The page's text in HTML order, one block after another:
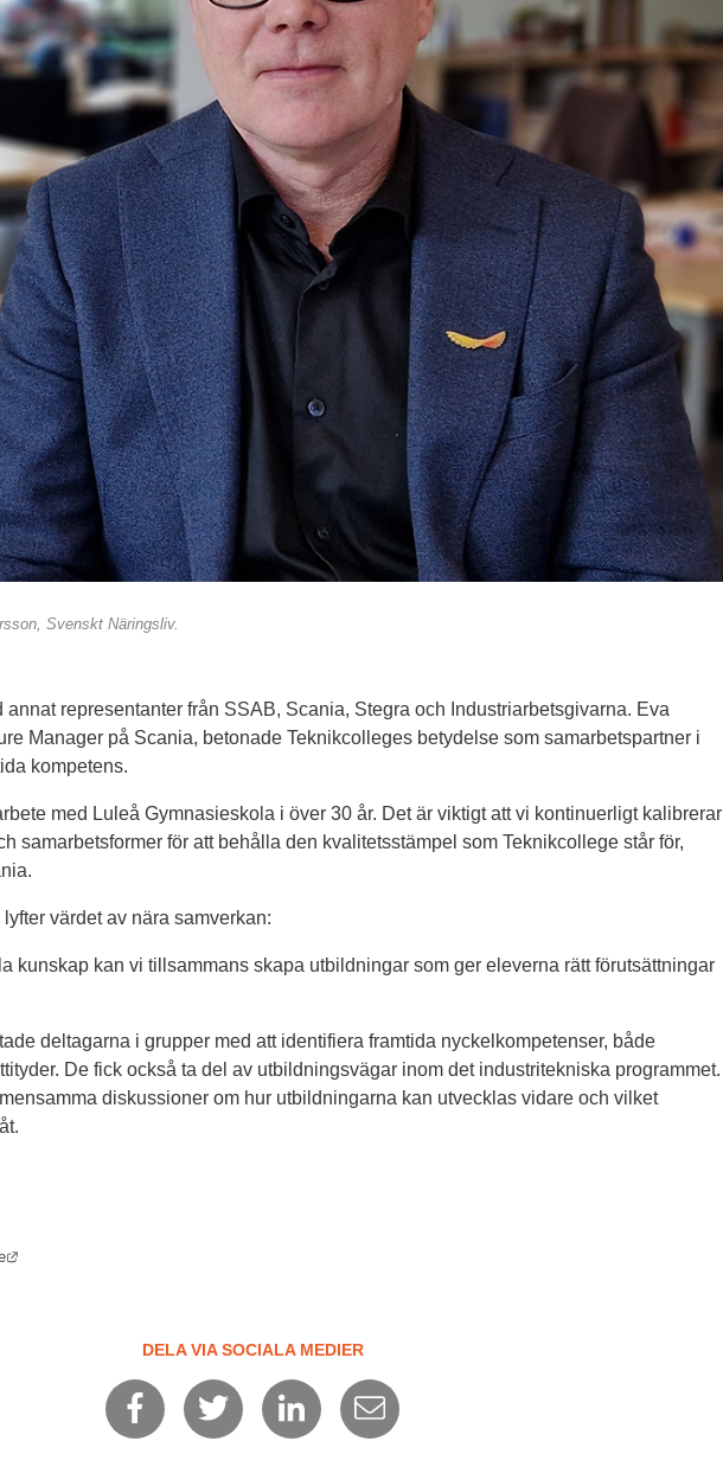
Svenskt Näringsliv.
representanter från SSAB, Scania, Stegra och Industriarbetsgivarna. Eva
Manager på Scania, betonade Teknikcolleges betydelse som samarbetspartner i
kompetens.
med Luleå Gymnasieskola i över 30 år. Det är viktigt att vi kontinuerligt kalibrerar
samarbetsformer för att behålla den kvalitetsstämpel som Teknikcollege står för,
värdet av nära samverkan:
kunskap kan vi tillsammans skapa utbildningar som ger eleverna rätt förutsättningar
deltagarna i grupper med att identifiera framtida nyckelkompetenser, både
De fick också ta del av utbildningsvägar inom det industritekniska programmet.
diskussioner om hur utbildningarna kan utvecklas vidare och vilket
Länk till annan webbplats.
DELA VIA SOCIALA MEDIER